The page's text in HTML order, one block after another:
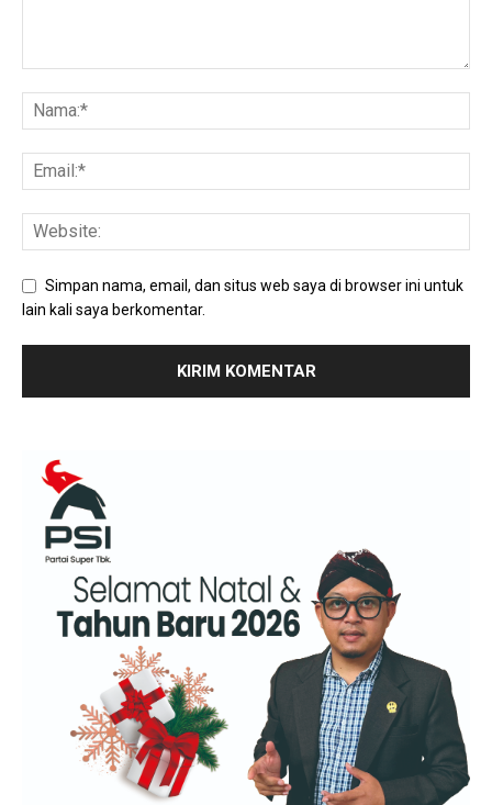
Simpan nama, email, dan situs web saya di browser ini untuk
lain kali saya berkomentar.